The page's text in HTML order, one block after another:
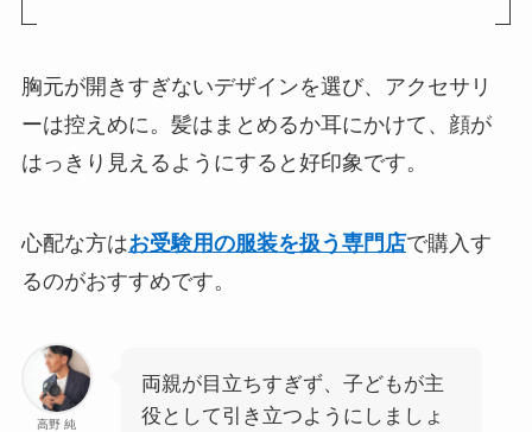
胸元が開きすぎないデザインを選び、アクセサリ
ーは控えめに。髪はまとめるか耳にかけて、顔が
はっきり見えるようにすると好印象です。
心配な方はお受験用の服装を扱う専門店で購入す
るのがおすすめです。
高野 純
両親が目立ちすぎず、子どもが主
役として引き立つようにしましょ